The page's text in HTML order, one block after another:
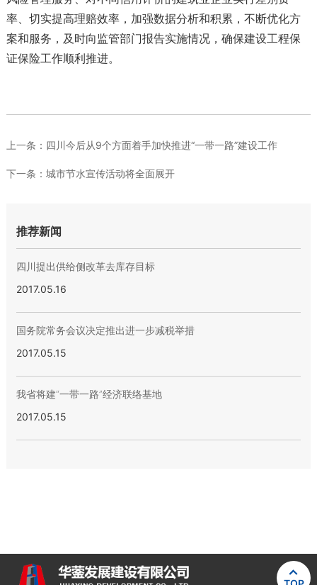
率、切实提高理赔效率，加强数据分析和积累，不断优化方
案和服务，及时向监管部门报告实施情况，确保建设工程保
证保险工作顺利推进。
上一条： 四川今后从9个方面着手加快推进“一带一路”建设工作
下一条： 城市节水宣传活动将全面展开
推荐新闻
四川提出供给侧改革去库存目标
2017.05.16
国务院常务会议决定推出进一步减税举措
2017.05.15
我省将建“一带一路”经济联络基地
2017.05.15
